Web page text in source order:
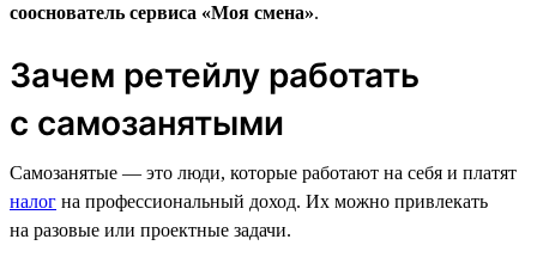
сооснователь сервиса «Моя смена».
Зачем ретейлу работать
с самозанятыми
Самозанятые — это люди, которые работают на себя и платят
налог на профессиональный доход. Их можно привлекать
на разовые или проектные задачи.